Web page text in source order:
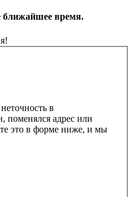
время.
в
поменялся адрес или
это в форме ниже, и мы